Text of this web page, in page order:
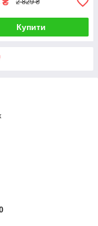
2 829 ₴
Купити